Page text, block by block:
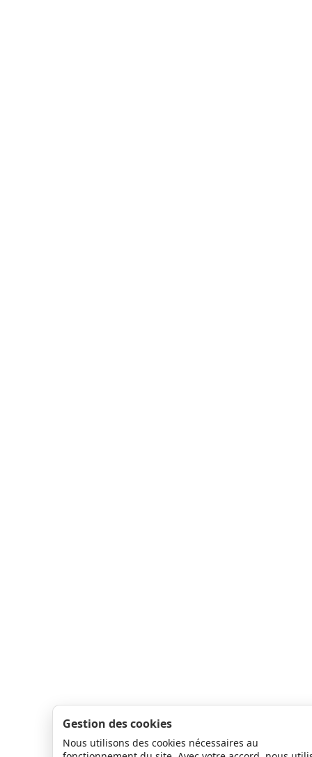
Gestion des cookies
Nous utilisons des cookies nécessaires au